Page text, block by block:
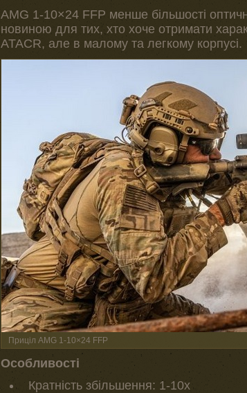
AMG 1-10×24 FFP менше більшості
новиною для тих, хто хоче отримати
ATACR, але в малому та легкому корпусі.
Приціл AMG 1-10×24 FFP
Особливості
Кратність збільшення: 1-10x